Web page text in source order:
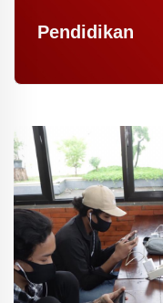
Pendidikan